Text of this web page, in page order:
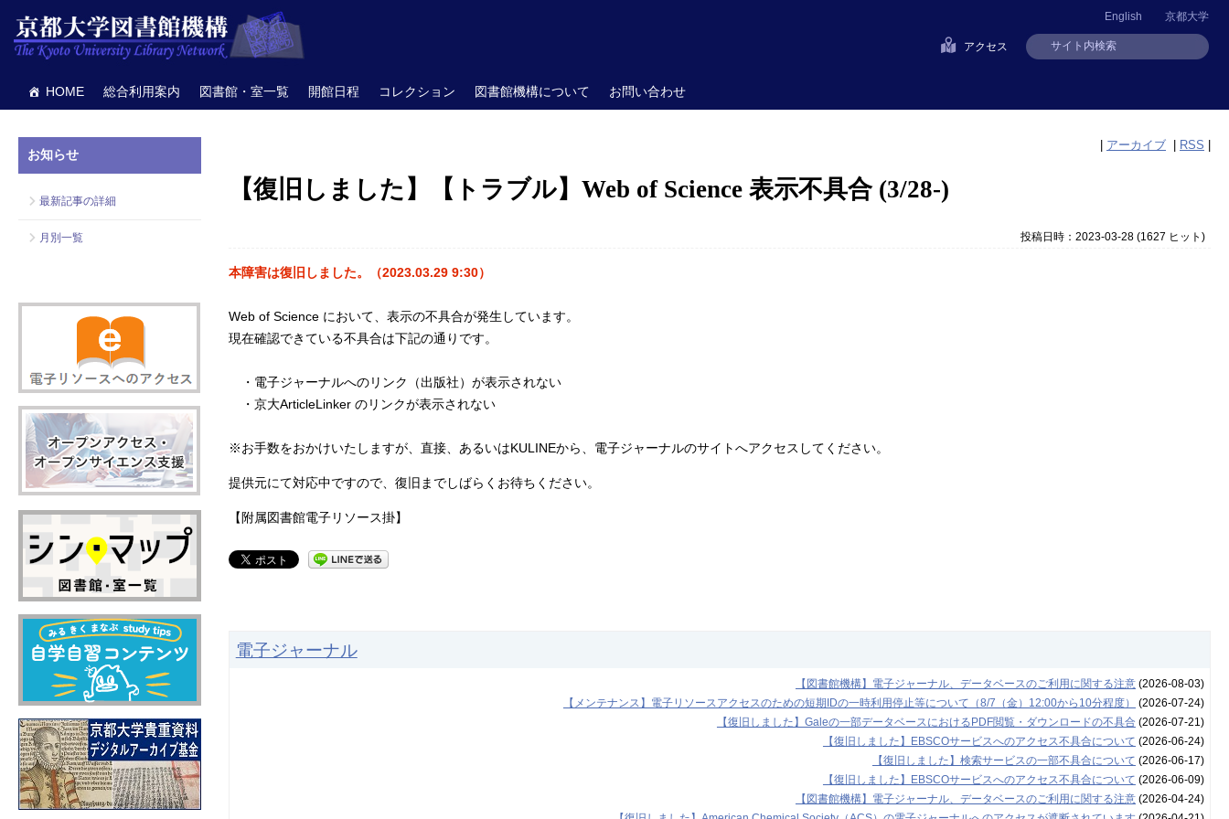
京都大学
English
アクセス
HOME 総合利用案内 図書館・室一覧 開館日程 コレクション 図書館機構について お問い合わせ
| アーカイブ | RSS |
【復旧しました】【トラブル】Web of Science 表示不具合 (3/28-)
投稿日時：2023-03-28(1627 ヒット )
本障害は復旧しました。（2023.03.29 9:30）
Web of Science において、表示の不具合が発生しています。
現在確認できている不具合は下記の通りです。
・電子ジャーナルへのリンク（出版社）が表示されない
・京大ArticleLinker のリンクが表示されない
※お手数をおかけいたしますが、直接、あるいはKULINEから、電子ジャーナルのサイトへアクセスしてください。
提供元にて対応中ですので、復旧までしばらくお待ちください。
【附属図書館電子リソース掛】
電子ジャーナル
【図書館機構】電子ジャーナル、データベースのご利用に関する注意(2026-08-03)
【メンテナンス】電子リソースアクセスのための短期IDの一時利用停止等について（8/7（金）12:00から10分程度）
(2026-07-24)
【復旧しました】Galeの一部データベースにおけるPDF閲覧・ダウンロードの不具合 (2026-07-21)
【復旧しました】EBSCOサービスへのアクセス不具合について (2026-06-24)
【復旧しました】検索サービスの一部不具合について (2026-06-17)
【復旧しました】EBSCOサービスへのアクセス不具合について (2026-06-09)
【図書館機構】電子ジャーナル、データベースのご利用に関する注意(2026-04-24)
お知らせ
最新記事の詳細
月別一覧